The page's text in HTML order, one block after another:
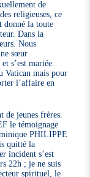
de
religieuses, ce
donné la toute
Dans la
Nous
sœur
s’est mariée.
Vatican mais pour
l’affaire en
de jeunes frères.
le témoignage
PHILIPPE
quitté la
incident s’est
22h ; je ne suis
spirituel, le